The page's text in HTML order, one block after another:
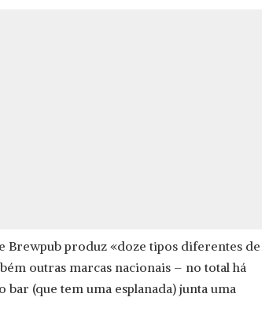
Brewpub produz «doze tipos diferentes de
outras marcas nacionais – no total há
(que tem uma esplanada) junta uma